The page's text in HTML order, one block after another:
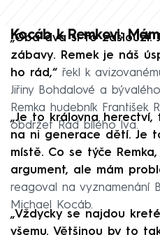
Kocáb k Remkovi:
„Oba dva si to zaslouží.
zábavy. Remek je náš
ho rád,“ řekl k
Jiřiny Bohdalové a
Remka hudebník František
obdržet Řád bílého lva.
„Je to královna herectví,
na ni generace dětí. Je
místě. Co se týče
argument, ale mám
reagoval na vyznamenání
Michael Kocáb.
„Vždycky se najdou
všemu. Většinou by to